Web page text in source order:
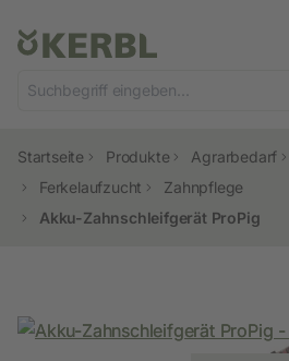
Startseite Produkte Agrarbedarf
Ferkelaufzucht
Zahnpflege
Akku-Zahnschleifgerät ProPig